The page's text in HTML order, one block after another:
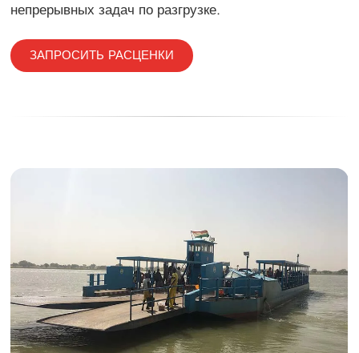
непрерывных задач по разгрузке.
ЗАПРОСИТЬ РАСЦЕНКИ